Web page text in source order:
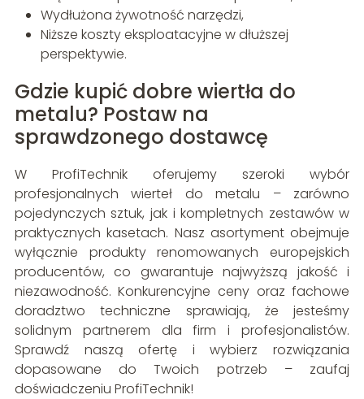
Wydłużona żywotność narzędzi,
Niższe koszty eksploatacyjne w dłuższej
perspektywie.
Gdzie kupić dobre wiertła do
metalu? Postaw na
sprawdzonego dostawcę
W ProfiTechnik oferujemy szeroki wybór
profesjonalnych wierteł do metalu – zarówno
pojedynczych sztuk, jak i kompletnych zestawów w
praktycznych kasetach. Nasz asortyment obejmuje
wyłącznie produkty renomowanych europejskich
producentów, co gwarantuje najwyższą jakość i
niezawodność. Konkurencyjne ceny oraz fachowe
doradztwo techniczne sprawiają, że jesteśmy
solidnym partnerem dla firm i profesjonalistów.
Sprawdź naszą ofertę i wybierz rozwiązania
dopasowane do Twoich potrzeb – zaufaj
doświadczeniu ProfiTechnik!